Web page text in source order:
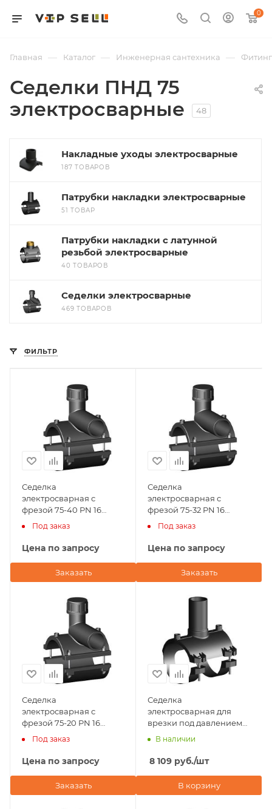
0
Главная — Каталог — Инженерная сантехника —
Седелки ПНД 75
электросварные
48
Накладные уходы электросварные
187 ТОВАРОВ
Патрубки накладки электросварные
51 ТОВАР
Патрубки накладки с латунной
резьбой электросварные
40 ТОВАРОВ
Седелки электросварные
469 ТОВАРОВ
ФИЛЬТР
Седелка
электросварная с
фрезой 75-40 PN 16
TAPPING TEE WITHOUT
VALVE-360' BORFIT
(Турция)
Под заказ
Цена по запросу
Заказать
Седелка
электросварная с
фрезой 75-32 PN 16
TAPPING TEE WITHOUT
VALVE-360' BORFIT
(Турция)
Под заказ
Цена по запросу
Заказать
Седелка
электросварная с
фрезой 75-20 PN 16
TAPPING TEE WITHOUT
VALVE-360' BORFIT
(Турция)
Под заказ
Цена по запросу
Заказать
Седелка
электросварная для
врезки под давлением
D75х50 ПЭ100 SDR 11
В наличии
8 109 руб./шт
В корзину